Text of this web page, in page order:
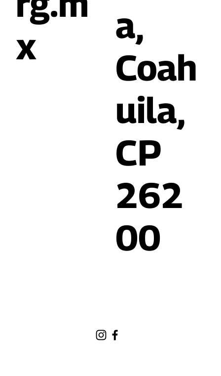
x
a,
Coah
uila,
CP
262
00